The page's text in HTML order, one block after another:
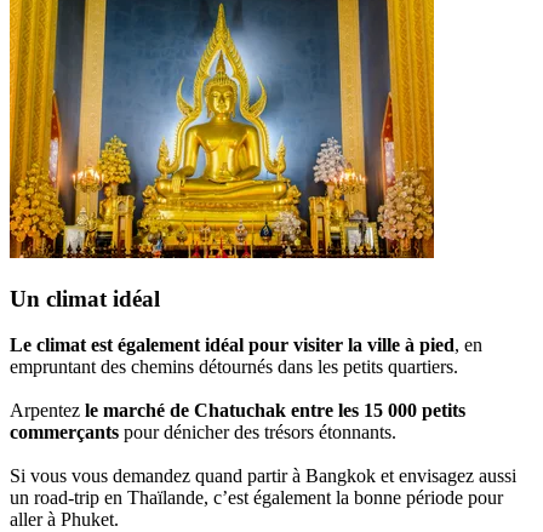
Un climat idéal
Le climat est également idéal pour visiter la ville à pied, en
empruntant des chemins détournés dans les petits quartiers.
Arpentez le marché de Chatuchak entre les 15 000 petits
commerçants pour dénicher des trésors étonnants.
Si vous vous demandez quand partir à Bangkok et envisagez aussi
un road-trip en Thaïlande, c’est également la bonne période pour
aller à Phuket.